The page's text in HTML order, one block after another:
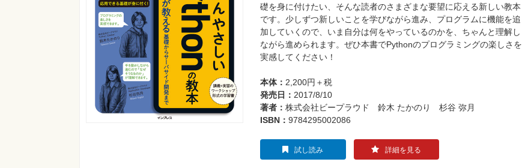
礎を身に付けたい、そんな読者のさまざまな要望に応える新しい教本
です。少しずつ新しいことを学びながら進み、プログラムに機能を追
加していくので、いま自分は何をやっているのかを、ちゃんと理解し
ながら進められます。ぜひ本書でPythonのプログラミングの楽しさを
実感してください！
本体： 2,200円＋税
発売日： 2017/8/10
著者： 株式会社ビープラウド 鈴木 たかのり 杉谷 弥月
ISBN： 9784295002086
試し読み 詳細を見る